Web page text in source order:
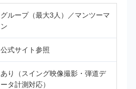
グループ（最大3人）／マンツーマ
ン
公式サイト参照
あり（スイング映像撮影・弾道デ
ータ計測対応）